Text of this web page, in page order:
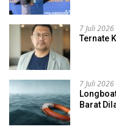
7 Juli 2026
Ternate
7 Juli 2026
Barat